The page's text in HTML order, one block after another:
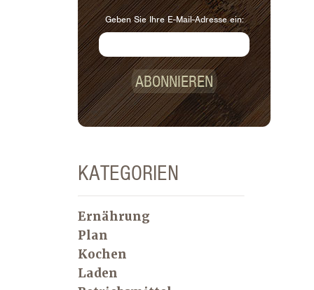
Geben Sie Ihre E-Mail-Adresse ein:
ABONNIEREN
KATEGORIEN
Ernährung
Plan
Kochen
Laden